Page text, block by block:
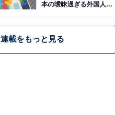
本の曖昧過ぎる外国人政
連載をもっと見る